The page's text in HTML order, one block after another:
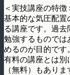
＜実技講座の特徴
基本的な気圧配置
る講座です。過
勉強するものでは
めるのが目的です。
有料の講座とは別
（無料）もあり